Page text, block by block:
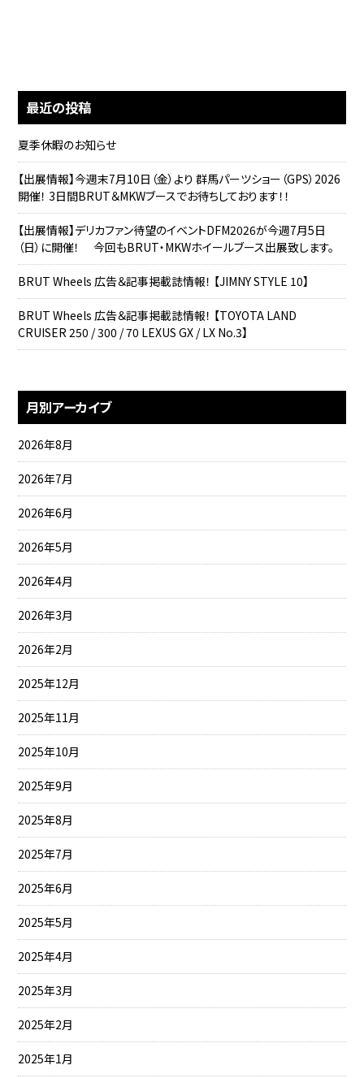
最近の投稿
夏季休暇のお知らせ
【出展情報】今週末7月10日（金）より 群馬パーツショー（GPS）2026
開催！ 3日間BRUT＆MKWブースでお待ちしております！！
【出展情報】デリカファン待望のイベントDFM2026が今週7月5日
（日）に開催！ 今回もBRUT・MKWホイールブース出展致します。
BRUT Wheels 広告＆記事掲載誌情報！ 【JIMNY STYLE 10】
BRUT Wheels 広告＆記事掲載誌情報！ 【TOYOTA LAND
CRUISER 250 / 300 / 70 LEXUS GX / LX No.3】
月別アーカイブ
2026年8月
2026年7月
2026年6月
2026年5月
2026年4月
2026年3月
2026年2月
2025年12月
2025年11月
2025年10月
2025年9月
2025年8月
2025年7月
2025年6月
2025年5月
2025年4月
2025年3月
2025年2月
2025年1月